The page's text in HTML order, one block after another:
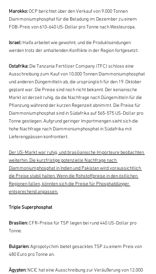
Marokko: OCP berichtet über den Verkauf von 9.000 Tonnen
Diammoniumphosphat für die Beladung im Dezember zu einem
FOB-Preis von 610-640 US-Dollar pro Tonne nach Westeuropa.
Israel: Haifa arbeitet wie gewohnt, und die Produktsendungen
werden trotz der anhaltenden Konflikte in der Region fortgesetzt.
Ostafrika: Die Tanzania Fertilizer Company (TFC) schloss eine
Ausschreibung zum Kauf von 10.000 Tonnen Diammoniumphosphat
und anderen Düngemitteln ab, die ursprünglich für den 19. Oktober
geplant war. Die Preise sind noch nicht bekannt. Der kenianische
Markt ist derzeit ruhig, da die Nachfrage nach Düngemitteln für die
Pflanzung während der kurzen Regenzeit abnimmt. Die Preise für
Diammoniumphosphat sind in Südafrika auf 565-575 US-Dollar pro
Tonne gestiegen. Aufgrund geringer Importmengen sieht sich die
hohe Nachfrage nach Diammoniumphosphat in Südafrika mit
Lieferengpässen konfrontiert.
Der US-Markt war ruhig, und brasilianische Importeure beobachten
weiterhin. Die kurzfristige potenzielle Nachfrage nach
Diammoniumphosphat in Indien und Pakistan wird voraussichtlich
die Preise stabil halten. Wenn die Rohstoffpreise in den östlichen
Regionen fallen, könnten sich die Preise für Phosphatdünger
entsprechend anpassen.
Triple Superphosphat
Brasilien: CFR-Preise für TSP liegen bei rund 440 US-Dollar pro
Tonne.
Bulgarien: Agropolychim bietet gesacktes TSP zu einem Preis von
480 Euro pro Tonne an.
Ägypten: NCIC hat eine Ausschreibung zur Veräußerung von 12.000